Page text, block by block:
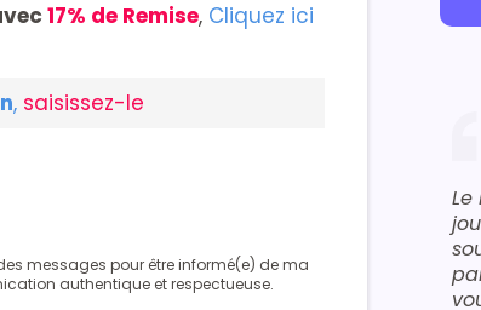
17% de Remise, Cliquez ici
, saisissez-le
messages pour être informé(e) de ma
authentique et respectueuse.